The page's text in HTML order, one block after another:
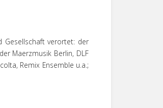
Gesellschaft verortet: der
Maerzmusik Berlin, DLF
Remix Ensemble u.a.;